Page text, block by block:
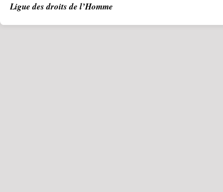
Ligue des droits de l’Homme